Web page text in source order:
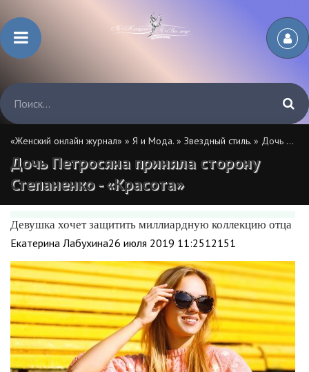
«Женский онлайн журнал» » Я и Мода. » Звездный стиль. » Дочь Петросяна приняла сторону Степаненко - «Красота»
Дочь Петросяна приняла сторону
Степаненко - «Красота»
Девушка хочет защитить миллиардную коллекцию отца
Екатерина Лабухина26 июля 2019 11:2512151